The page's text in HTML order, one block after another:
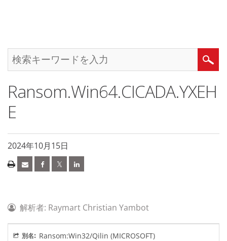
Ransom.Win64.CICADA.YXEH
E
2024年10月15日
解析者: Raymart Christian Yambot
別名: Ransom:Win32/Qilin (MICROSOFT)